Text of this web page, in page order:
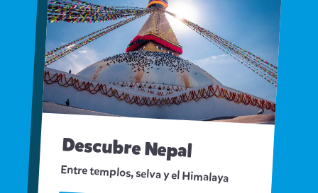
Descubre Nepal
Entre templos, selva y el Himalaya